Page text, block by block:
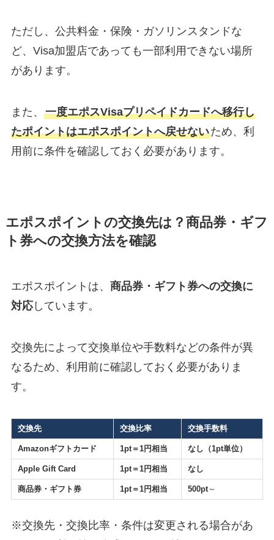
ただし、公共料金・保険・ガソリンスタンドな
ど、Visa加盟店であっても一部利用できない場所
があります。
また、 一度エポスVisaプリペイドカードへ移行し
たポイントはエポスポイントへ戻せないため、利
用前に条件を確認しておく必要があります。
エポスポイントの交換先は？商品券・ギフ
ト券への交換方法を確認
エポスポイントは、 商品券・ギフト券への交換に
対応しています。
交換先によって交換単位や手数料などの条件が異
なるため、利用前に確認しておく必要がありま
す。
交換先 交換比率 交換手数料
Amazonギフトカード 1pt＝1円相当 なし（1pt単位）
Apple Gift Card 1pt＝1円相当 なし
商品券・ギフト券 1pt＝1円相当 500pt～
※交換先・交換比率・条件は変更される場合があ